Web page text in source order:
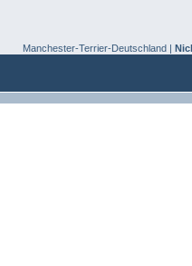
Manchester-Terrier-Deutschland |